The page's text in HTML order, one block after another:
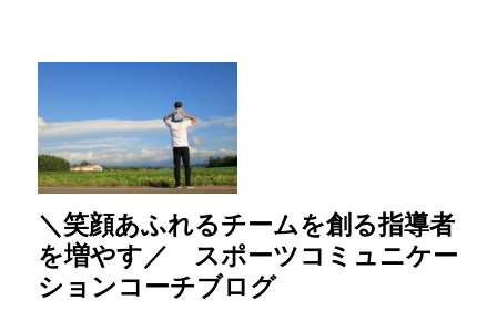
＼笑顔あふれるチームを創る指導者
を増やす／ スポーツコミュニケー
ションコーチブログ